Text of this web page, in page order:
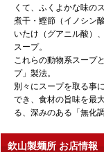
くて、ふくよかな味のス
煮干・鰹節（イノシン
いたけ（グアニル酸）
スープ。
これらの動物系スープ
プ」製法。
別々にスープを取る事
でき、食材の旨味を最
る、深みのある「無化
欽山製麺所 お店情報